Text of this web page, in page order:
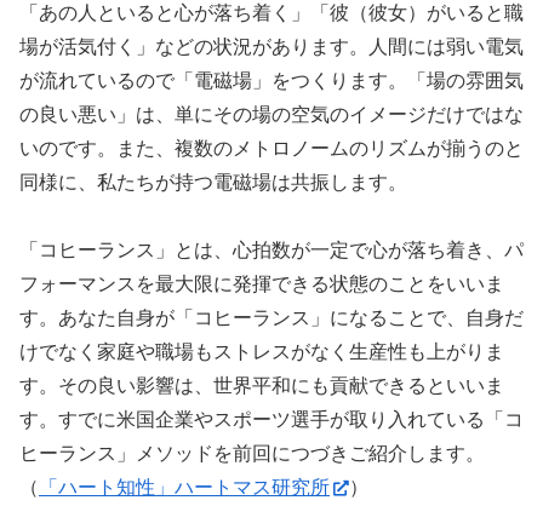
「あの人といると心が落ち着く」「彼（彼女）がいると職
場が活気付く」などの状況があります。人間には弱い電気
が流れているので「電磁場」をつくります。「場の雰囲気
の良い悪い」は、単にその場の空気のイメージだけではな
いのです。また、複数のメトロノームのリズムが揃うのと
同様に、私たちが持つ電磁場は共振します。
「コヒーランス」とは、心拍数が一定で心が落ち着き、パ
フォーマンスを最大限に発揮できる状態のことをいいま
す。あなた自身が「コヒーランス」になることで、自身だ
けでなく家庭や職場もストレスがなく生産性も上がりま
す。その良い影響は、世界平和にも貢献できるといいま
す。すでに米国企業やスポーツ選手が取り入れている「コ
ヒーランス」メソッドを前回につづきご紹介します。
（
「ハート知性」ハートマス研究所 ）